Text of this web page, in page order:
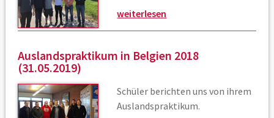
weiterlesen
Auslandspraktikum in Belgien 2018
(31.05.2019)
Schüler berichten uns von ihrem
Auslandspraktikum.